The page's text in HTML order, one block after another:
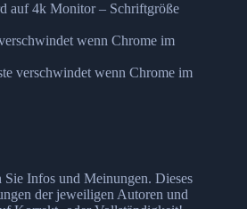
auf 4k Monitor – Schriftgröße
wenn Chrome im
verschwindet wenn Chrome im
Infos und Meinungen. Dieses
der jeweiligen Autoren und